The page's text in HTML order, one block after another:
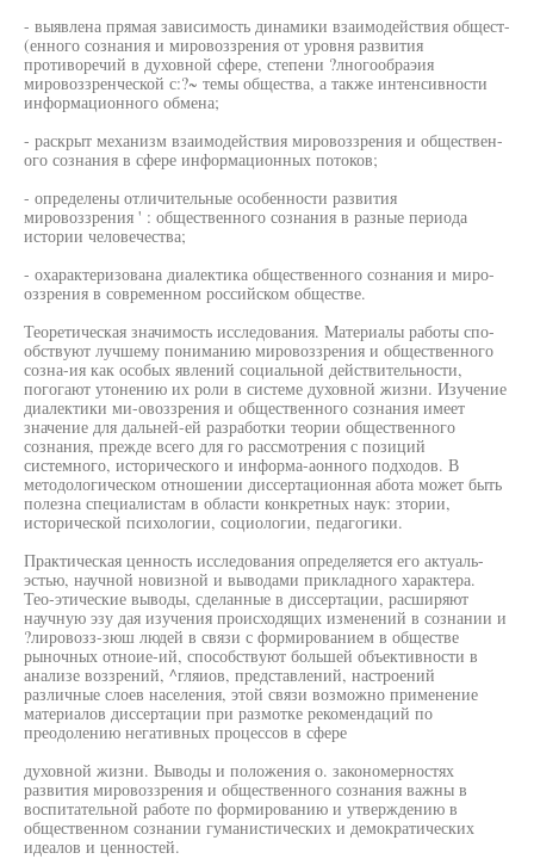
- выявлена прямая зависимость динамики взаимодействия общест-
(енного сознания и мировоззрения от уровня развития
противоречий в духовной сфере, степени ?лногообраэия
мировоззренческой с:?~ темы общества, а также интенсивности
информационного обмена;
- раскрыт механизм взаимодействия мировоззрения и обществен-
ого сознания в сфере информационных потоков;
- определены отличительные особенности развития
мировоззрения ' : общественного сознания в разные периода
истории человечества;
- охарактеризована диалектика общественного сознания и миро-
оззрения в современном российском обществе.
Теоретическая значимость исследования. Материалы работы спо-
обствуют лучшему пониманию мировоззрения и общественного
созна-ия как особых явлений социальной действительности,
погогают утонению их роли в системе духовной жизни. Изучение
диалектики ми-овоззрения и общественного сознания имеет
значение для дальней-ей разработки теории общественного
сознания, прежде всего для го рассмотрения с позиций
системного, исторического и информа-аонного подходов. В
методологическом отношении диссертационная абота может быть
полезна специалистам в области конкретных наук: зтории,
исторической психологии, социологии, педагогики.
Практическая ценность исследования определяется его актуаль-
эстью, научной новизной и выводами прикладного характера.
Тео-этические выводы, сделанные в диссертации, расширяют
научную эзу дая изучения происходящих изменений в сознании и
?лировозз-зюш людей в связи с формированием в обществе
рыночных отноие-ий, способствуют большей объективности в
анализе воззрений, ^гляиов, представлений, настроений
различные слоев населения, этой связи возможно применение
материалов диссертации при размотке рекомендаций по
преодолению негативных процессов в сфере
духовной жизни. Выводы и положения о. закономерностях
развития мировоззрения и общественного сознания важны в
воспитательной работе по формированию и утверждению в
общественном сознании гуманистических и демократических
идеалов и ценностей.